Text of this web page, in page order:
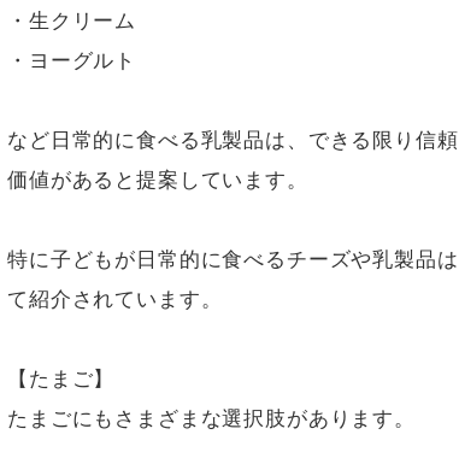
・生クリーム
・ヨーグルト
など日常的に食べる乳製品は、できる限り信
価値があると提案しています。
特に子どもが日常的に食べるチーズや乳製品
て紹介されています。
【たまご】
たまごにもさまざまな選択肢があります。